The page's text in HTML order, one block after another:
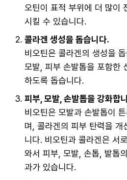
오틴이 표적 부위에 더 많이
시킬 수 있습니다.
콜라겐 생성을 돕습니다.
비오틴은 콜라겐의 생성을
모발, 피부 손발톱을 포함한
하도록 돕습니다.
피부, 모발, 손발톱을 강화합
비오틴은 모발과 손발톱이
며, 콜라겐의 피부 탄력을 개
니다. 비오틴과 콜라겐은 서
와서 피부, 모발, 손톱, 발톱
과가 있습니다.